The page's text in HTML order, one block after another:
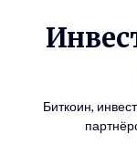
Биткоин,